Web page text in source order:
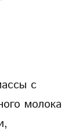
с
молока